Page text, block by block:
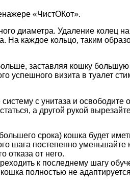
«ЧистОКот».
диаметра. Удаление колец
На каждое кольцо, таким
заставляя кошку большую
успешного визита в туалет
с унитаза и освободите
а другой рукой
срока) кошка будет
шага постепенно уменьшайте
отказа от него.
к последнему шагу
полностью не адаптируется